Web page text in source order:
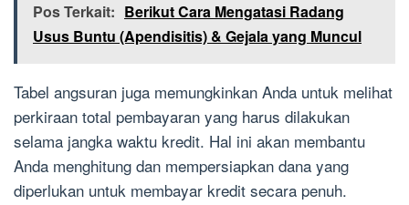
Pos Terkait: Berikut Cara Mengatasi Radang
Usus Buntu (Apendisitis) & Gejala yang Muncul
Tabel angsuran juga memungkinkan Anda untuk melihat
perkiraan total pembayaran yang harus dilakukan
selama jangka waktu kredit. Hal ini akan membantu
Anda menghitung dan mempersiapkan dana yang
diperlukan untuk membayar kredit secara penuh.